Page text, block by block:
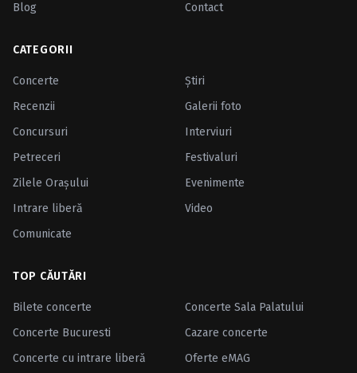
Blog
Contact
CATEGORII
Concerte
Ştiri
Recenzii
Galerii foto
Concursuri
Interviuri
Petreceri
Festivaluri
Zilele Oraşului
Evenimente
Intrare liberă
Video
Comunicate
TOP CĂUTĂRI
Bilete concerte
Concerte Sala Palatului
Concerte Bucuresti
Cazare concerte
Concerte cu intrare liberă
Oferte eMAG